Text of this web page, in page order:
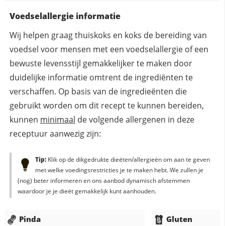
Voedselallergie informatie
Wij helpen graag thuiskoks en koks de bereiding van
voedsel voor mensen met een voedselallergie of een
bewuste levensstijl gemakkelijker te maken door
duidelijke informatie omtrent de ingrediënten te
verschaffen. Op basis van de ingredieënten die
gebruikt worden om dit recept te kunnen bereiden,
kunnen minimaal de volgende allergenen in deze
receptuur aanwezig zijn:
Tip:Klik op de dikgedrukte dieëten/allergieën om aan te geven
met welke voedingsrestricties je te maken hebt. We zullen je
(nog) beter informeren en ons aanbod dynamisch afstemmen
waardoor je je dieët gemakkelijk kunt aanhouden.
Pinda Gluten